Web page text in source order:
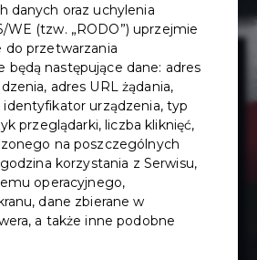
danych oraz uchylenia
WE (tzw. „RODO”) uprzejmie
przetwarzania
będą następujące dane: adres
adres URL żądania,
urządzenia, typ
przeglądarki, liczba kliknięć,
na poszczególnych
korzystania z Serwisu,
operacyjnego,
dane zbierane w
a także inne podobne